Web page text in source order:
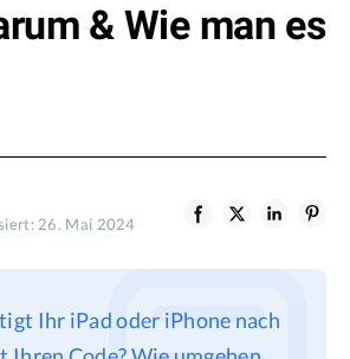
& Wie man es
26. Mai 2024
Ihr iPad oder iPhone nach